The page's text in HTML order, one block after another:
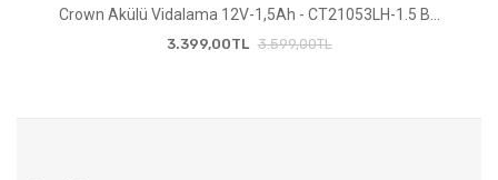
Crown Akülü Vidalama 12V-1,5Ah - CT21053LH-1.5 B...
3.399,00TL 3.599,00TL